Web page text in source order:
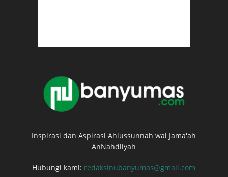
Inspirasi dan Aspirasi Ahlussunnah wal Jama'ah
AnNahdliyah
Hubungi kami: redaksinubanyumas@gmail.com